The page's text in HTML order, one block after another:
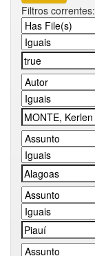
Filtros correntes: